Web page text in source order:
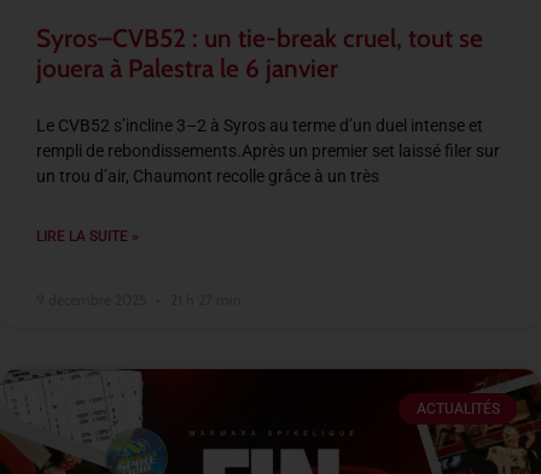
Syros–CVB52 : un tie-break cruel, tout se
jouera à Palestra le 6 janvier
Le CVB52 s’incline 3–2 à Syros au terme d’un duel intense et
rempli de rebondissements.Après un premier set laissé filer sur
un trou d’air, Chaumont recolle grâce à un très
LIRE LA SUITE »
ACTUALITÉS